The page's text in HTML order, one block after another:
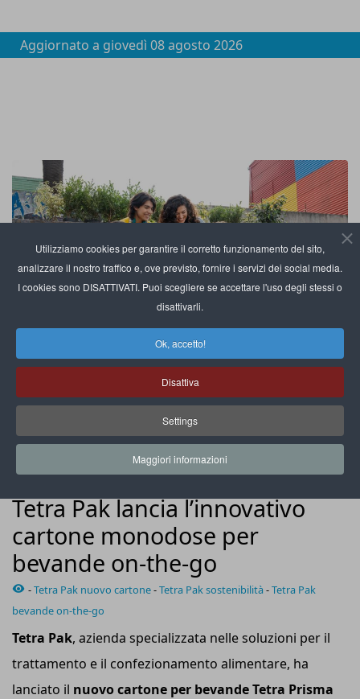
Utilizziamo cookies per garantire il corretto funzionamento del sito,
analizzare il nostro traffico e, ove previsto, fornire i servizi dei social media.
I cookies sono DISATTIVATI. Puoi scegliere se accettare l'uso degli stessi o
disattivarli.
Ok, accetto!
Disattiva
Settings
Maggiori informazioni
Aggiornato a giovedì 08 agosto 2026
Le dimensioni compatte della nuova confezione la rendono
comoda per il consumo in movimento
Tetra Pak lancia l’innovativo
cartone monodose per
bevande on-the-go
-Tetra Pak nuovo cartone-Tetra Pak sostenibilità-Tetra Pak
bevande on-the-go
Tetra Pak, azienda specializzata nelle soluzioni per il
trattamento e il confezionamento alimentare, ha
lanciato il nuovo cartone per bevande Tetra Prisma